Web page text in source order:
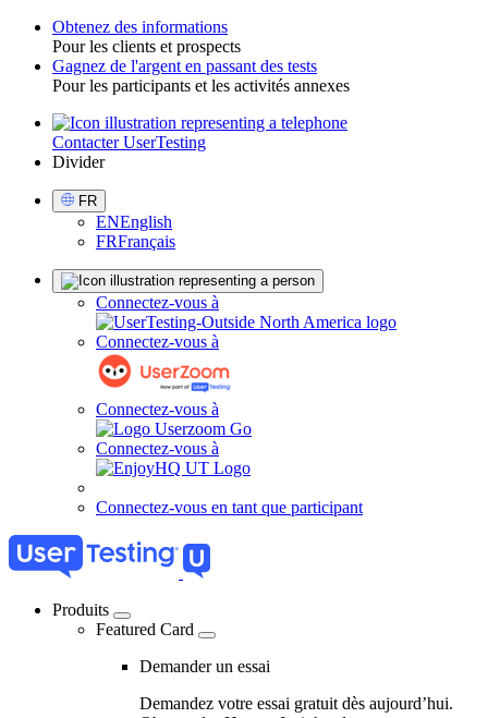
Toggle
Obtenez des informations
Pour les clients et prospects
Gagnez de l'argent en passant des tests
Pour les participants et les activités annexes
UtilityContacter UserTesting
Divider
Select
Language
FR
ENEnglish
FRFrançais
Connectez-vous à
Connectez-vous à
Connectez-vous à
Connectez-vous à
Connectez-vous en tant que participant
Produits
Featured Card
Demander un essai
Demandez votre essai gratuit dès aujourd’hui.